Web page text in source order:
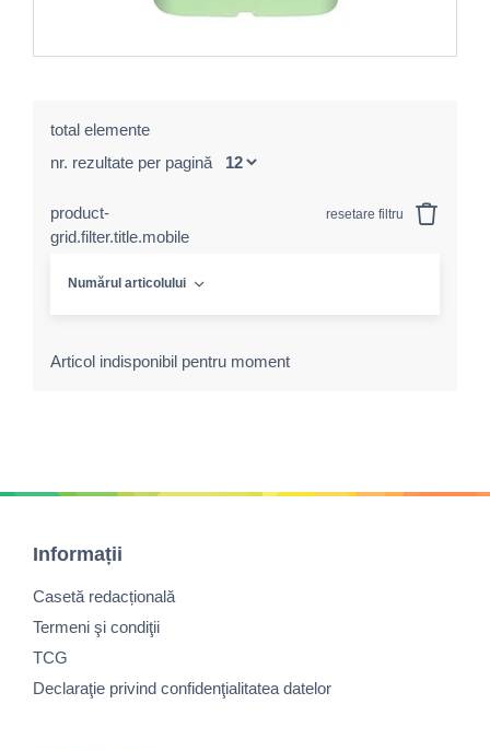
total elemente
nr. rezultate per pagină
product-
grid.filter.title.mobile
resetare filtru
Numărul articolului
Articol indisponibil pentru moment
Informații
Casetă redacțională
Termeni şi condiţii
TCG
Declaraţie privind confidenţialitatea datelor